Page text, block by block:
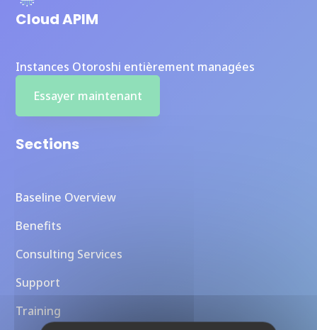
Cloud APIM
Instances Otoroshi entièrement managées
Essayer maintenant
Sections
Baseline Overview
Benefits
Consulting Services
Support
Training